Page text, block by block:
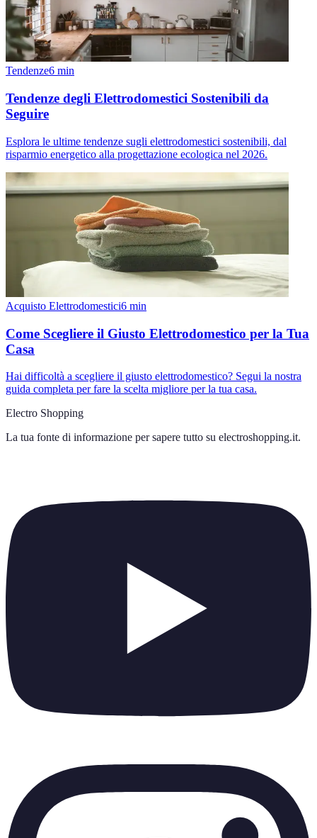
Tendenze6 min
Tendenze degli Elettrodomestici Sostenibili da
Seguire
Esplora le ultime tendenze sugli elettrodomestici sostenibili, dal
risparmio energetico alla progettazione ecologica nel 2026.
Acquisto Elettrodomestici6 min
Come Scegliere il Giusto Elettrodomestico per la Tua
Casa
Hai difficoltà a scegliere il giusto elettrodomestico? Segui la nostra
guida completa per fare la scelta migliore per la tua casa.
Electro Shopping
La tua fonte di informazione per sapere tutto su electroshopping.it.